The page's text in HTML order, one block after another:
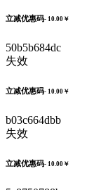
立减优惠码- 10.00￥
50b5b684dc
失效
立减优惠码- 10.00￥
b03c664dbb
失效
立减优惠码- 10.00￥